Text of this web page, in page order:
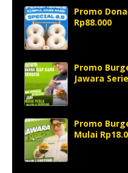
Promo
Rp88.000
Promo
Jawara
Promo
Mulai